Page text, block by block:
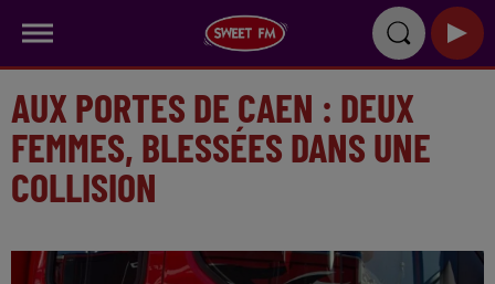
AUX PORTES DE CAEN : DEUX
FEMMES, BLESSÉES DANS UNE
COLLISION